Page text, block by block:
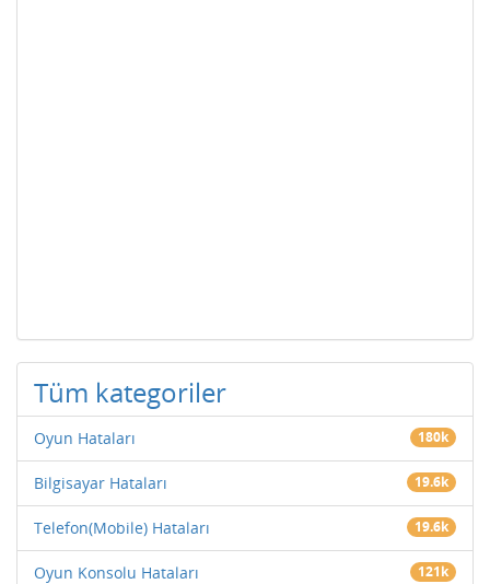
Tüm kategoriler
Oyun Hataları 180k
Bilgisayar Hataları 19.6k
Telefon(Mobile) Hataları 19.6k
Oyun Konsolu Hataları 121k